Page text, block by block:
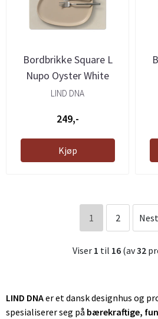
Bordbrikke Square L
Nupo Oyster White
LIND DNA
249,-
Kjøp
1 2
Viser 1 til 16 (av32
LIND DNAer et dansk designhus og
spesialiserer seg på bærekraftige,